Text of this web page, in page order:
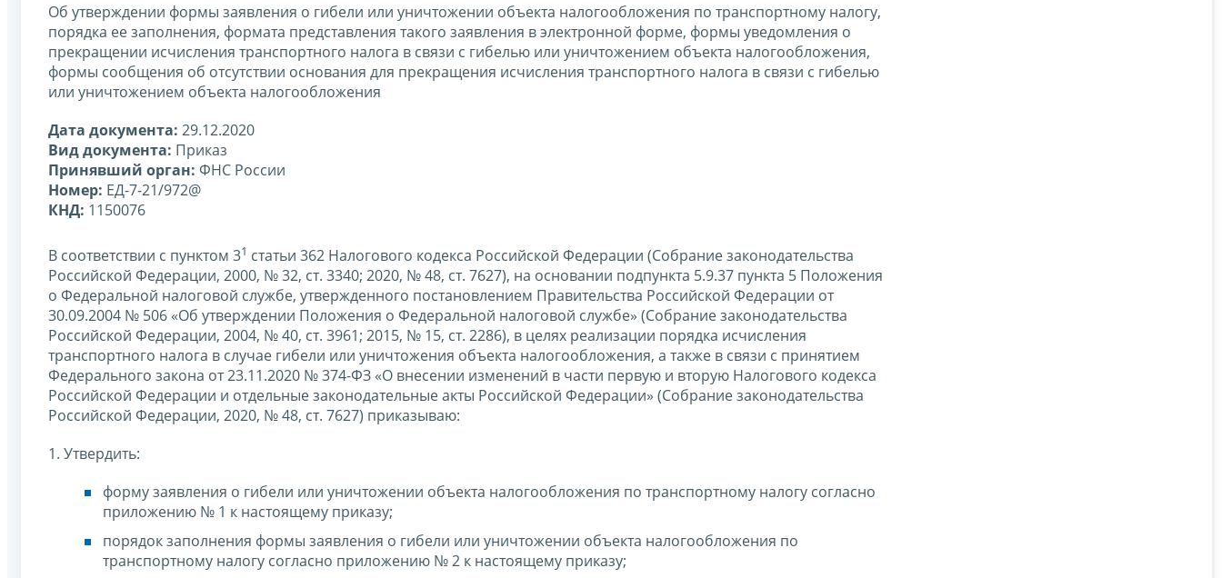
Об утверждении формы заявления о гибели или уничтожении объекта налогообложения по транспортному налогу,
порядка ее заполнения, формата представления такого заявления в электронной форме, формы уведомления о
прекращении исчисления транспортного налога в связи с гибелью или уничтожением объекта налогообложения,
формы сообщения об отсутствии основания для прекращения исчисления транспортного налога в связи с гибелью
или уничтожением объекта налогообложения
Дата документа: 29.12.2020
Вид документа: Приказ
Принявший орган: ФНС России
Номер: ЕД-7-21/972@
КНД: 1150076
В соответствии с пунктом 31 статьи 362 Налогового кодекса Российской Федерации (Собрание законодательства
Российской Федерации, 2000, № 32, ст. 3340; 2020, № 48, ст. 7627), на основании подпункта 5.9.37 пункта 5 Положения
о Федеральной налоговой службе, утвержденного постановлением Правительства Российской Федерации от
30.09.2004 № 506 «Об утверждении Положения о Федеральной налоговой службе» (Собрание законодательства
Российской Федерации, 2004, № 40, ст. 3961; 2015, № 15, ст. 2286), в целях реализации порядка исчисления
транспортного налога в случае гибели или уничтожения объекта налогообложения, а также в связи с принятием
Федерального закона от 23.11.2020 № 374-ФЗ «О внесении изменений в части первую и вторую Налогового кодекса
Российской Федерации и отдельные законодательные акты Российской Федерации» (Собрание законодательства
Российской Федерации, 2020, № 48, ст. 7627) приказываю:
1. Утвердить:
форму заявления о гибели или уничтожении объекта налогообложения по транспортному налогу согласно
приложению № 1 к настоящему приказу;
порядок заполнения формы заявления о гибели или уничтожении объекта налогообложения по
транспортному налогу согласно приложению № 2 к настоящему приказу;